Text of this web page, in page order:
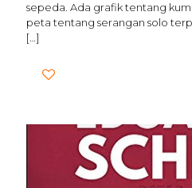
sepeda. Ada grafik tentang
peta tentang serangan solo
[…]